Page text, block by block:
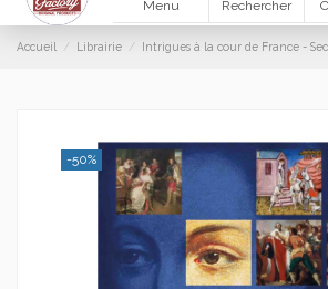
Menu Rechercher
Accueil Librairie Intrigues à la cour de France -
-50%